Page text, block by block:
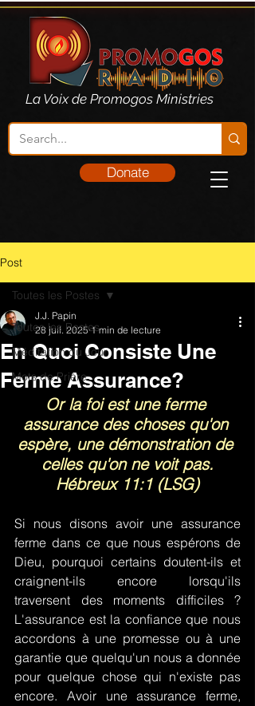
La Voix de Promogos Ministries
Donate
Post
Toutes les Postes
Méditation du Jour
Mots de Prière
Toutes les Postes
En Quoi Consiste Une
Ferme Assurance?
J.J. Papin
28 juil. 2025 1 min de lecture
Or la foi est une ferme
assurance des choses qu'on
espère, une démonstration de
celles qu'on ne voit pas.
Hébreux 11:1 (LSG)
Si nous disons avoir une assurance
ferme dans ce que nous espérons de
Dieu, pourquoi certains doutent-ils et
craignent-ils encore lorsqu'ils
traversent des moments difficiles ?
L'assurance est la confiance que nous
accordons à une promesse ou à une
garantie que quelqu'un nous a donnée
pour quelque chose qui n'existe pas
encore. Avoir une assurance ferme,